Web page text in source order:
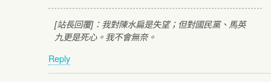
[站長回覆]：我對陳水扁是失望；但對國民黨、馬英
九更是死心。我不會無奈。
Reply